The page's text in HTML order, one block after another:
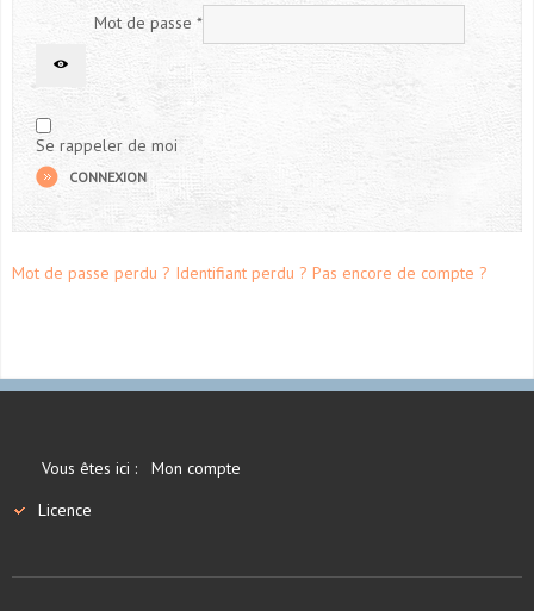
Mot de passe *
Se rappeler de moi
CONNEXION
Mot de passe perdu ? Identifiant perdu ? Pas encore de compte ?
Vous êtes ici :
Mon compte
Licence